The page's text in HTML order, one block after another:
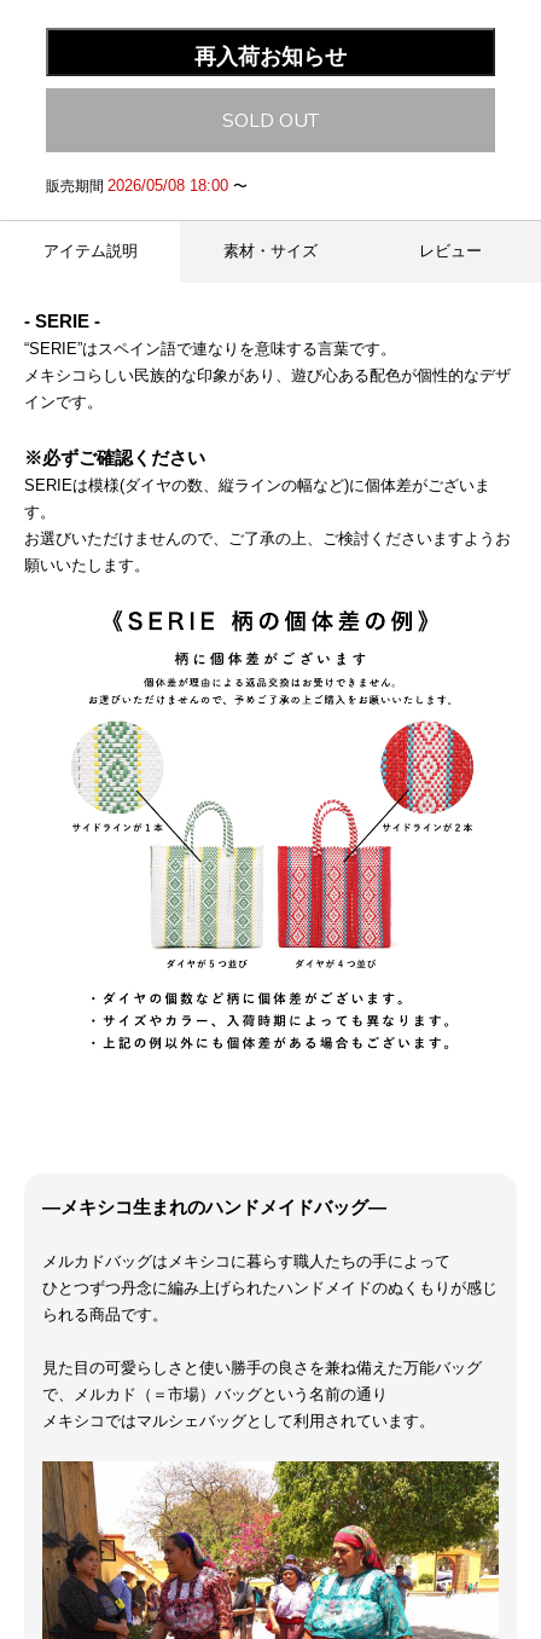
再入荷お知らせ
SOLD OUT
販売期間 2026/05/08 18:00〜
アイテム説明 素材・サイズ レビュー
- SERIE -
“SERIE”はスペイン語で連なりを意味する言葉です。
メキシコらしい民族的な印象があり、遊び心ある配色が個性的なデザ
インです。
※必ずご確認ください
SERIEは模様(ダイヤの数、縦ラインの幅など)に個体差がございま
す。
お選びいただけませんので、ご了承の上、ご検討くださいますようお
願いいたします。
―メキシコ生まれのハンドメイドバッグ―
メルカドバッグはメキシコに暮らす職人たちの手によって
ひとつずつ丹念に編み上げられたハンドメイドのぬくもりが感じ
られる商品です。
見た目の可愛らしさと使い勝手の良さを兼ね備えた万能バッグ
で、メルカド（＝市場）バッグという名前の通り
メキシコではマルシェバッグとして利用されています。